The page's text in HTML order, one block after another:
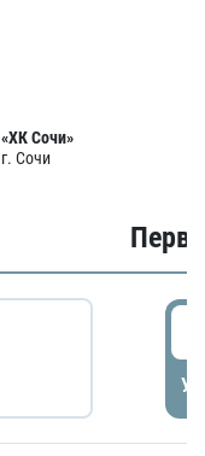
«ХК Сочи»
г. Сочи